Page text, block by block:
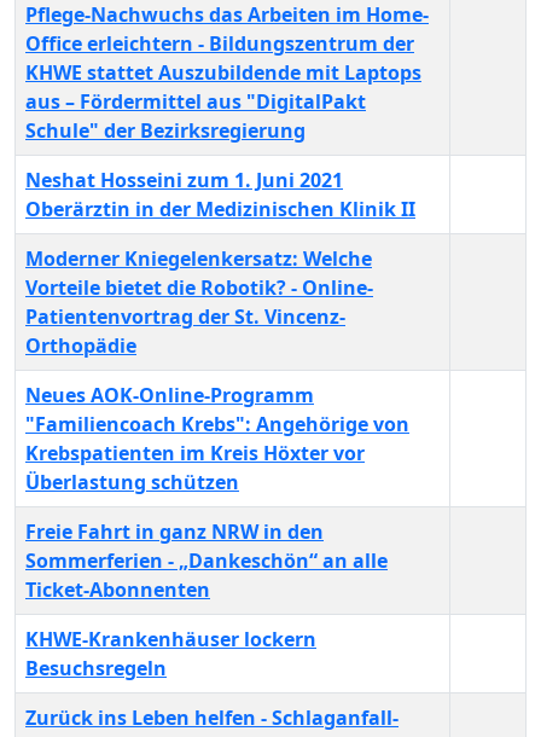
Pflege-Nachwuchs das Arbeiten im Home-
Office erleichtern - Bildungszentrum der
KHWE stattet Auszubildende mit Laptops
aus – Fördermittel aus "DigitalPakt
Schule" der Bezirksregierung
Neshat Hosseini zum 1. Juni 2021
Oberärztin in der Medizinischen Klinik II
Moderner Kniegelenkersatz: Welche
Vorteile bietet die Robotik? - Online-
Patientenvortrag der St. Vincenz-
Orthopädie
Neues AOK-Online-Programm
"Familiencoach Krebs": Angehörige von
Krebspatienten im Kreis Höxter vor
Überlastung schützen
Freie Fahrt in ganz NRW in den
Sommerferien - „Dankeschön“ an alle
Ticket-Abonnenten
KHWE-Krankenhäuser lockern
Besuchsregeln
Zurück ins Leben helfen - Schlaganfall-